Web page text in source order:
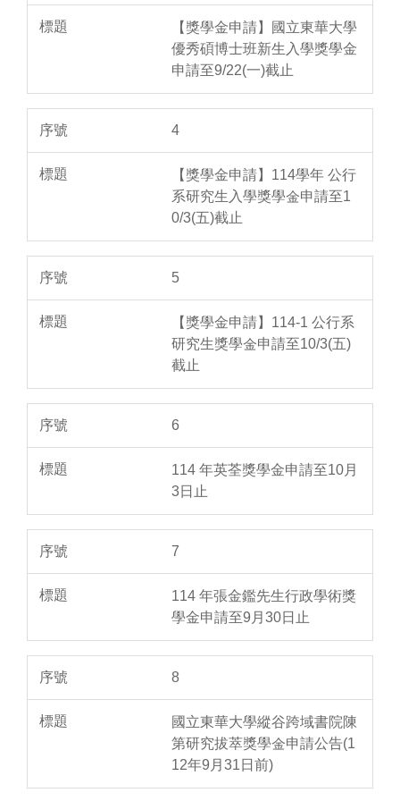
【獎學金申請】國立東華大學
優秀碩博士班新生入學獎學金
申請至9/22(一)截止
4
【獎學金申請】114學年 公行
系研究生入學獎學金申請至1
0/3(五)截止
5
【獎學金申請】114-1 公行系
研究生獎學金申請至10/3(五)
截止
6
114 年英荃獎學金申請至10月
3日止
7
114 年張金鑑先生行政學術獎
學金申請至9月30日止
8
國立東華大學縱谷跨域書院陳
第研究拔萃獎學金申請公告(1
12年9月31日前)